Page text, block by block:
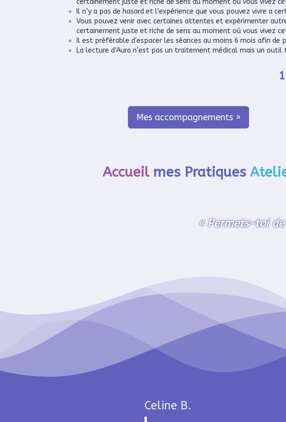
certainement juste et riche de sens au moment où vous vivez
Il n’y a pas de hasard et l’expérience que vous pouvez vivre a
Vous pouvez venir avec certaines attentes et expérimenter
certainement juste et riche de sens au moment où vous vivez
Il est préférable d'espacer les séances au moins 6 mois afin
La lecture d’Aura n’est pas un traitement médical mais un
Mes accompagnements »
Accueil mes Pratiques
« Permets-toi
Celine B.